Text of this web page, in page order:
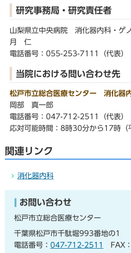
研究事務局・研究責任者
山梨県立中央病院 消化器内科・ゲ
月 仁
電話番号：055-253-7111（代表）
当院における問い合わせ先
松戸市立総合医療センター 消化器
岡部 真一郎
電話番号：047-712-2511（代表）
応対可能時間：8時30分から17時
関連リンク
消化器内科
お問い合わせ
松戸市立総合医療センター
千葉県松戸市千駄堀993番地の1
電話番号： 047-712-2511 FAX